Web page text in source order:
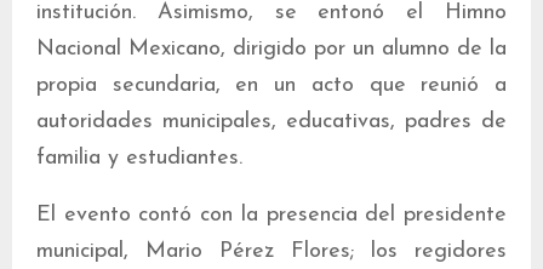
institución. Asimismo, se entonó el Himno
Nacional Mexicano, dirigido por un alumno de la
propia secundaria, en un acto que reunió a
autoridades municipales, educativas, padres de
familia y estudiantes.
El evento contó con la presencia del presidente
municipal, Mario Pérez Flores; los regidores